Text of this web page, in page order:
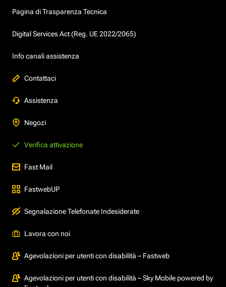
Pagina di Trasparenza Tecnica
Digital Services Act (Reg. UE 2022/2065)
Info canali assistenza
Contattaci
Assistenza
Negozi
Verifica attivazione
Fast Mail
FastwebUP
Segnalazione Telefonate Indesiderate
Lavora con noi
Agevolazioni per utenti con disabilità – Fastweb
Agevolazioni per utenti con disabilità – Sky Mobile powered by